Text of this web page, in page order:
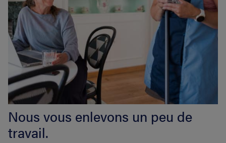
Nous vous enlevons un peu de
travail.